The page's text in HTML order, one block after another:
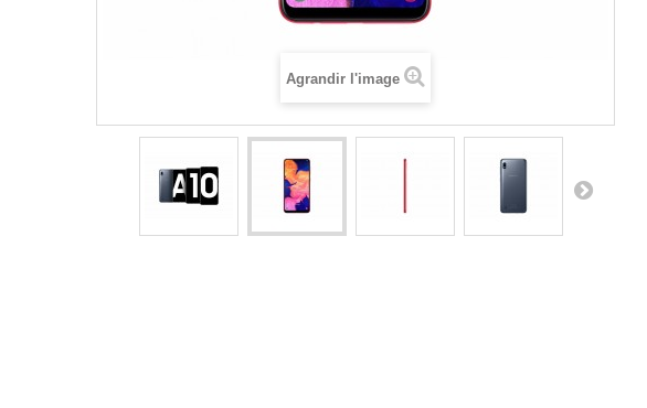
Agrandir l'image